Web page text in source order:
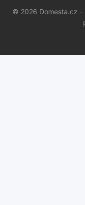
© 2026 Domesta.cz -